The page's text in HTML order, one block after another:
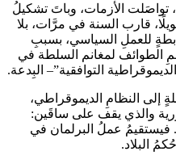
تواصَلت الأزمات، وباتَ تشكيلُ
قارب السنة في مرَّات، بلا
للعملِ السياسي، بسببِ
الطوائف لمغانم السلطة في
التوافقية”– البِدعة.
إلى النظامِ الديموقراطي،
والذي يقف على ساقَين:
فيستقيمُ عملُ البرلمان في
البلاد.